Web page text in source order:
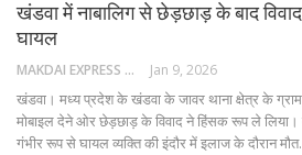
खंडवा में नाबालिग से छेड़छाड़ के बाद
घायल
MAKDAI EXPRESS 24 Jan 9, 2026
खंडवा। मध्य प्रदेश के खंडवा के जावर थाना क्षेत्र के ग्राम
मोबाइल देने ओर छेड़छाड़ के विवाद ने हिंसक रूप ले लिया।
गंभीर रूप से घायल व्यक्ति की इंदौर में इलाज के दौरान